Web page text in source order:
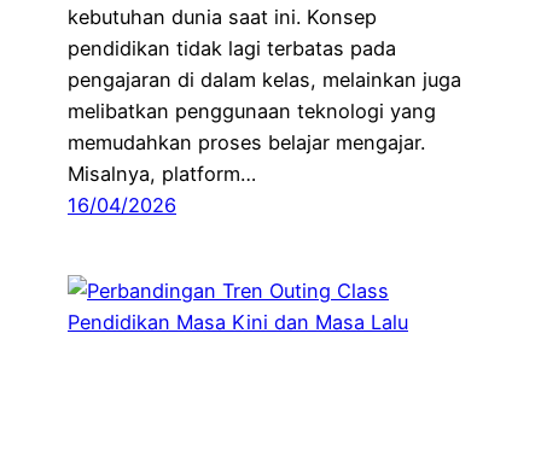
kebutuhan dunia saat ini. Konsep
pendidikan tidak lagi terbatas pada
pengajaran di dalam kelas, melainkan juga
melibatkan penggunaan teknologi yang
memudahkan proses belajar mengajar.
Misalnya, platform…
16/04/2026